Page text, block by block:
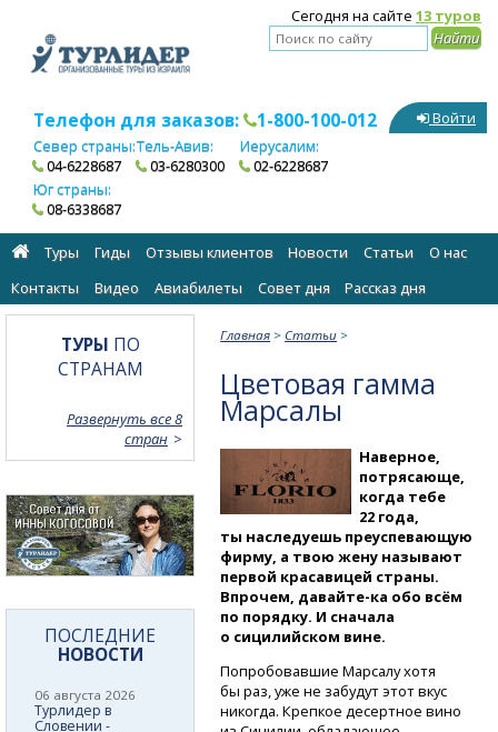
Сегодня на сайте 13 туров
Телефон для заказов: 1-800-100-012
Север страны:
04-6228687
Тель-Авив:
03-6280300
Иерусалим:
02-6228687
Юг страны:
08-6338687
Войти
Туры Гиды Отзывы клиентов Новости Статьи
О нас
Контакты
Видео Авиабилеты Cовет дня Рассказ дня
Главная > Статьи >
Цветовая гамма
Марсалы
Наверное,
потрясающе,
когда тебе
22 года,
ты наследуешь преуспевающую
фирму, а твою жену называют
первой красавицей страны.
Впрочем, давайте-ка обо всём
по порядку. И сначала
о сицилийском вине.
Попробовавшие Марсалу хотя
бы раз, уже не забудут этот вкус
никогда. Крепкое десертное вино
ТУРЫ ПО
СТРАНАМ
Развернуть все 8
стран
ПОСЛЕДНИЕ
НОВОСТИ
06 августа 2026
Турлидер в
Словении -